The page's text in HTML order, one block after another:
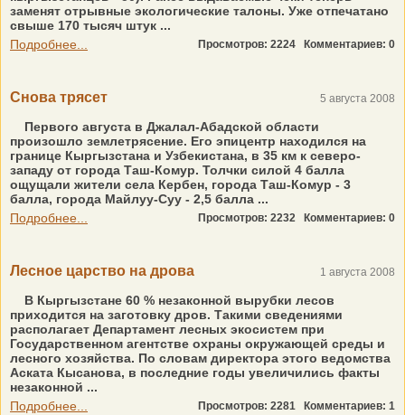
заменят отрывные экологические талоны. Уже отпечатано
свыше 170 тысяч штук ...
Подробнее...
Просмотров: 2224 Комментариев: 0
Снова трясет 5 августа 2008
Первого августа в Джалал-Абадской области
произошло землетрясение. Его эпицентр находился на
границе Кыргызстана и Узбекистана, в 35 км к северо-
западу от города Таш-Комур. Толчки силой 4 балла
ощущали жители села Кербен, города Таш-Комур - 3
балла, города Майлуу-Суу - 2,5 балла ...
Подробнее...
Просмотров: 2232 Комментариев: 0
Лесное царство на дрова 1 августа 2008
В Кыргызстане 60 % незаконной вырубки лесов
приходится на заготовку дров. Такими сведениями
располагает Департамент лесных экосистем при
Государственном агентстве охраны окружающей среды и
лесного хозяйства. По словам директора этого ведомства
Аската Кысанова, в последние годы увеличились факты
незаконной ...
Подробнее...
Просмотров: 2281 Комментариев: 1